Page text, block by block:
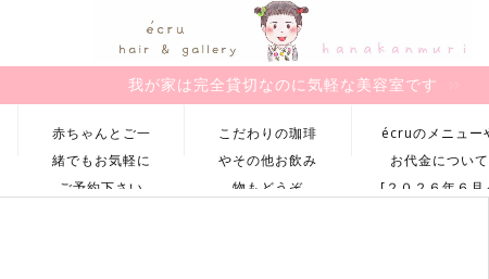
我が家は完全貸切なのに気軽な美容室です
赤ちゃんとご一
緒でもお気軽に
ご予約下さい
こだわりの珈琲
やその他お飲み
物もどうぞ
écruのメニュー
お代金について
[２０２６年６月